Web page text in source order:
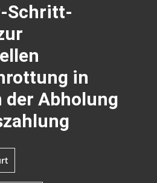
Schritt-
in
der Abholung